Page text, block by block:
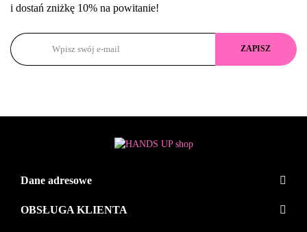
i dostań zniżkę 10% na powitanie!
Dane adresowe
OBSŁUGA KLIENTA